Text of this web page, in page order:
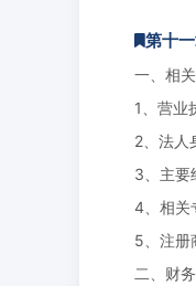
第十
一、相
1、营业
2、法人
3、主要
4、相关
5、注册
二、财